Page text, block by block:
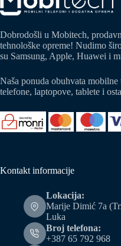
Dobrodošli u Mobitech,
tehnološke opreme! Nudimo
su Samsung, Apple, Huawei i
Naša ponuda obuhvata
telefone, laptopove, tablete i
Kontakt informacije
Lokacija:
Marije Dimić 7a
Luka
Broj telefona:
+387 65 792 968